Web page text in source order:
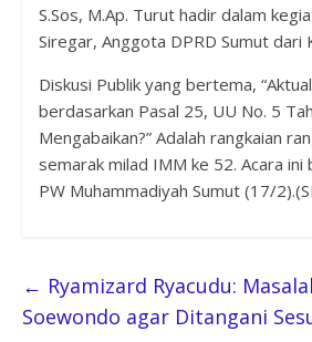
S.Sos, M.Ap. Turut hadir dalam
Siregar, Anggota DPRD Sumut dari
Diskusi Publik yang bertema,
berdasarkan Pasal 25, UU No. 5
Mengabaikan?” Adalah rangkaian
semarak milad IMM ke 52. Acara
PW Muhammadiyah Sumut (17/
← Ryamizard Ryacudu:
Soewondo agar Ditangani